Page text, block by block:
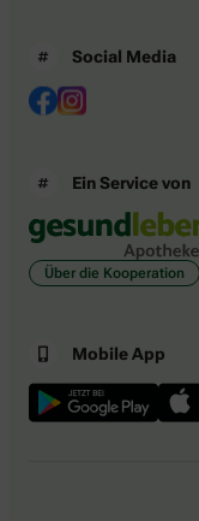
Social Media
Ein Service von
Über die Kooperation
Mobile App